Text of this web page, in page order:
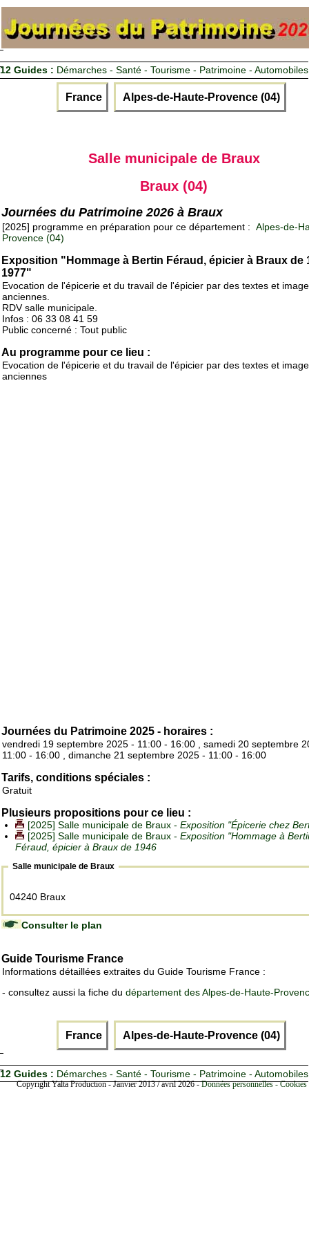
12 Guides : Démarches - Santé - Tourisme - Patrimoine - Automobiles
France Alpes-de-Haute-Provence (04)
Salle municipale de Braux
Braux (04)
Journées du Patrimoine 2026 à Braux
[2025] programme en préparation pour ce département : Alpes-de-
Provence (04)
Exposition "Hommage à Bertin Féraud, épicier à Braux de
1977"
Evocation de l'épicerie et du travail de l'épicier par des textes et
anciennes.
RDV salle municipale.
Infos : 06 33 08 41 59
Public concerné : Tout public
Au programme pour ce lieu :
Evocation de l'épicerie et du travail de l'épicier par des textes et
anciennes
Journées du Patrimoine 2025 - horaires :
vendredi 19 septembre 2025 - 11:00 - 16:00 , samedi 20 septembre
11:00 - 16:00 , dimanche 21 septembre 2025 - 11:00 - 16:00
Tarifs, conditions spéciales :
Gratuit
Plusieurs propositions pour ce lieu :
[2025] Salle municipale de Braux - Exposition "Épicerie chez
[2025] Salle municipale de Braux - Exposition "Hommage à
Féraud, épicier à Braux de 1946
Salle municipale de Braux
04240 Braux
Consulter le plan
Guide Tourisme France
Informations détaillées extraites du Guide Tourisme France :
- consultez aussi la fiche du département des Alpes-de-Haute-
France Alpes-de-Haute-Provence (04)
12 Guides : Démarches - Santé - Tourisme - Patrimoine - Automobiles
Copyright Yalta Production - Janvier 2013 / avril 2026 -Données personnelles -